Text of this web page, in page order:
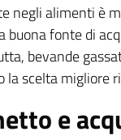
negli alimenti è
buona fonte di
bevande
scelta migliore
e